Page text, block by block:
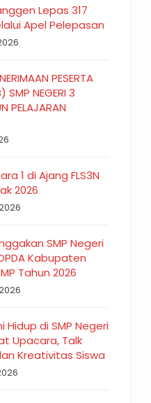
Lepas 317
Apel Pelepasan
PESERTA
SMP NEGERI 3
PELAJARAN
1 di Ajang FLS3N
2026
SMP Negeri
Kabupaten
Tahun 2026
di SMP Negeri
Upacara, Talk
Kreativitas Siswa